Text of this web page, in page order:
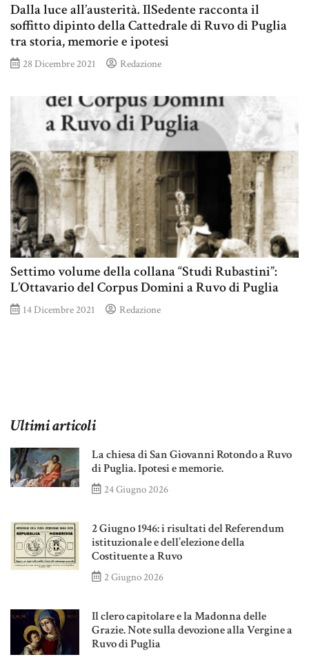
Dalla luce all’austerità. IlSedente racconta il
soffitto dipinto della Cattedrale di Ruvo di Puglia
tra storia, memorie e ipotesi
28 Dicembre 2021 Redazione
Settimo volume della collana “Studi Rubastini”:
L’Ottavario del Corpus Domini a Ruvo di Puglia
14 Dicembre 2021 Redazione
Ultimi articoli
La chiesa di San Giovanni Rotondo a Ruvo
di Puglia. Ipotesi e memorie.
24 Giugno 2026
2 Giugno 1946: i risultati del Referendum
istituzionale e dell’elezione della
Costituente a Ruvo
2 Giugno 2026
Il clero capitolare e la Madonna delle
Grazie. Note sulla devozione alla Vergine a
Ruvo di Puglia